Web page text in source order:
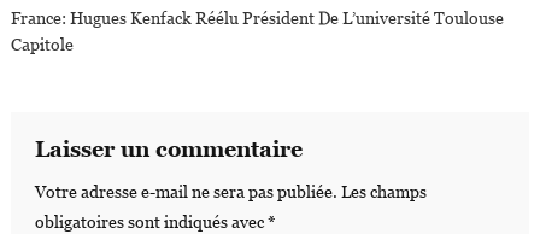
France: Hugues Kenfack Réélu Président De L’université Toulouse
Capitole
Laisser un commentaire
Votre adresse e-mail ne sera pas publiée. Les champs
obligatoires sont indiqués avec*